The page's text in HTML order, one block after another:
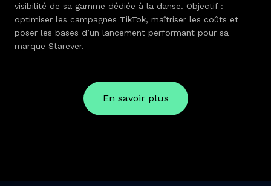
visibilité de sa gamme dédiée à la danse. Objectif :
optimiser les campagnes TikTok, maîtriser les coûts et
poser les bases d’un lancement performant pour sa
marque Starever.
En savoir plus